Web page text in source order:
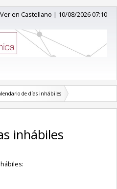
Ver en Castellano | 10/08/2026 07:10
de días inhábiles
inhábiles